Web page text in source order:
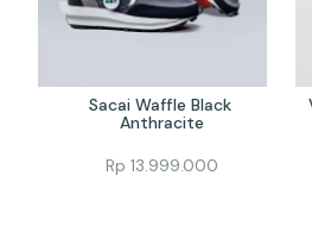
Sacai Waffle Black
Anthracite
Rp13.999.000